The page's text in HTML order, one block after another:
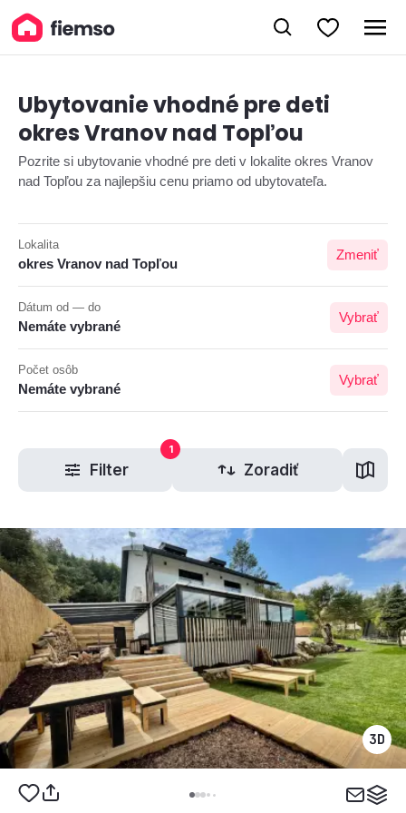
Ubytovanie vhodné pre deti
okres Vranov nad Topľou
Pozrite si ubytovanie vhodné pre deti v lokalite okres Vranov
nad Topľou za najlepšiu cenu priamo od ubytovateľa.
Lokalita
okres Vranov nad Topľou
Zmeniť
Dátum od — do
Nemáte vybrané
Vybrať
Počet osôb
Nemáte vybrané
Vybrať
Filter
1
Zoradiť